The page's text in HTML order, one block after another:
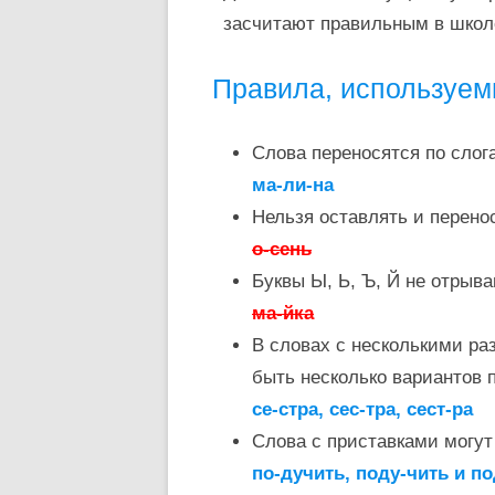
засчитают правильным в
Правила,
Слова переносятся по
ма-ли-на
Нельзя оставлять и
о-сень
Буквы Ы, Ь, Ъ, Й не
ма-йка
В словах с несколькими
быть несколько вариантов
се-стра, сес-тра, сест-ра
Слова с приставками
по-дучить, поду-чить и